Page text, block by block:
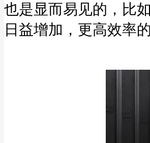
也是显而易见的，比
日益增加，更高效率